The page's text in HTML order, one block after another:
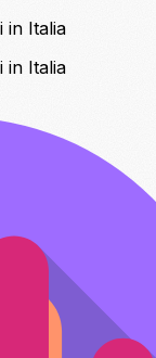
in Italia
in Italia